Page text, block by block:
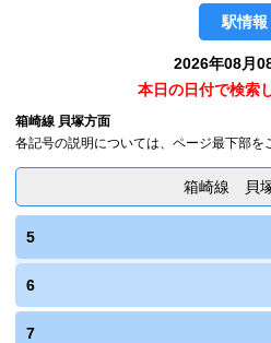
駅情報
2026年08月
本日の日付で検索
箱崎線 貝塚方面
各記号の説明については、ページ最下部を
箱崎線 貝
5
6
7